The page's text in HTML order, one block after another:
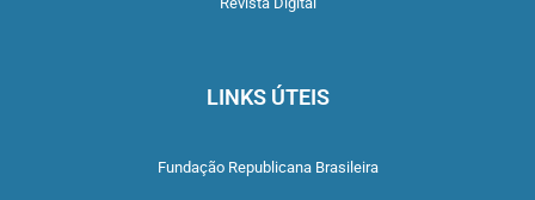
LINKS ÚTEIS
Fundação Republicana Brasileira